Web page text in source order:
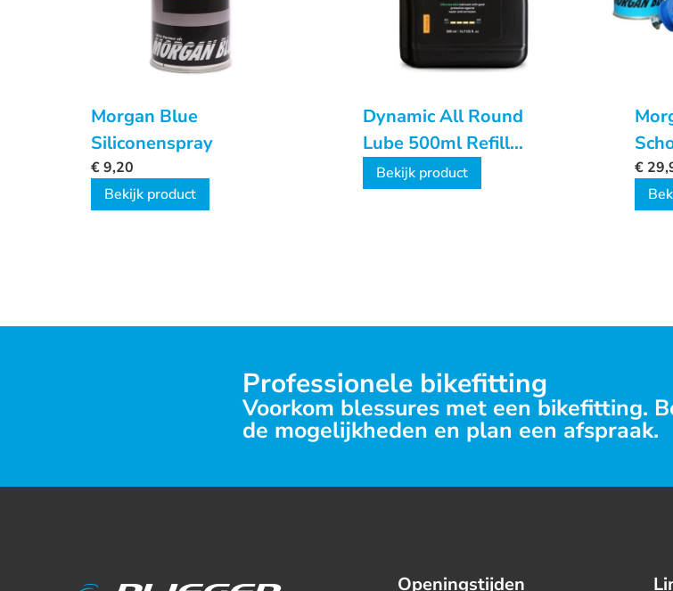
Morgan Blue
Siliconenspray
€9,20
Bekijk product
Dynamic All Round
Lube 500ml Refill
Bottle
Bekijk product €
Professionele bikefitting
Voorkom blessures met een bikefitting.
de mogelijkheden en plan een afspraak.
Openingstijden